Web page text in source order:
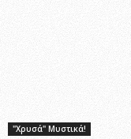
"Χρυσά" Μυστικά!